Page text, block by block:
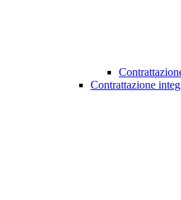
Contrattazione